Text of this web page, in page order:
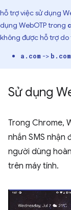
hỗ trợ việc sử dụng
dụng WebOTP trong
không được hỗ trợ do
a.com-> b.com
Sử dụng
Trong Chrome,
nhắn SMS
người dùng
trên máy tính.